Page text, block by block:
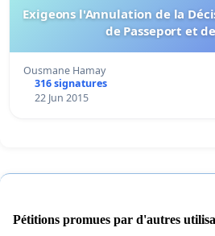
Exigeons l'Annulation de la
de Passeport et
Ousmane Hamay
316 signatures
22 Jun 2015
Pétitions promues par d'autres